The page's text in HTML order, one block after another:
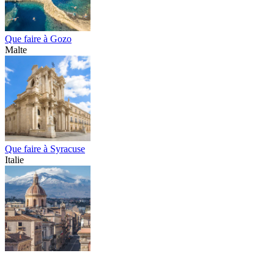
Que faire à Gozo
Malte
Que faire à Syracuse
Italie